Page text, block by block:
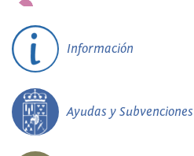
Información
Ayudas y Subvenciones